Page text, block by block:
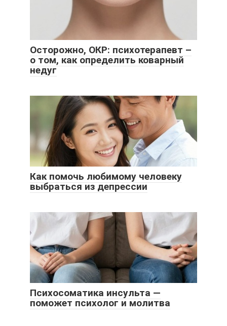
Осторожно, ОКР: психотерапевт –
о том, как определить коварный
недуг
Как помочь любимому человеку
выбраться из депрессии
Психосоматика инсульта —
поможет психолог и молитва